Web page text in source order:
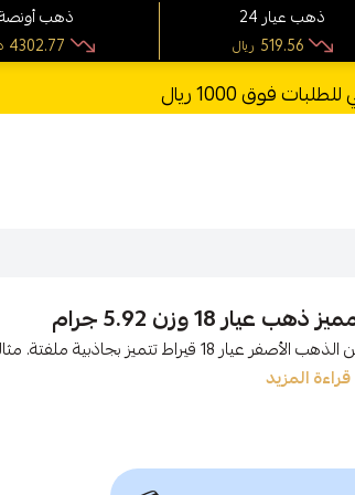
مواصفات المنتج حلق مميز من الذهب الأصفر عيار 18 قيراط
قراءة المزيد
ذهب
4302.77
24 ذهب عيار
ريال 519.56